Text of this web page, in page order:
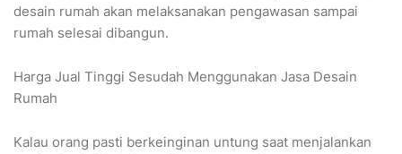
desain rumah akan melaksanakan pengawasan sampai
rumah selesai dibangun.
Harga Jual Tinggi Sesudah Menggunakan Jasa Desain
Rumah
Kalau orang pasti berkeinginan untung saat menjalankan